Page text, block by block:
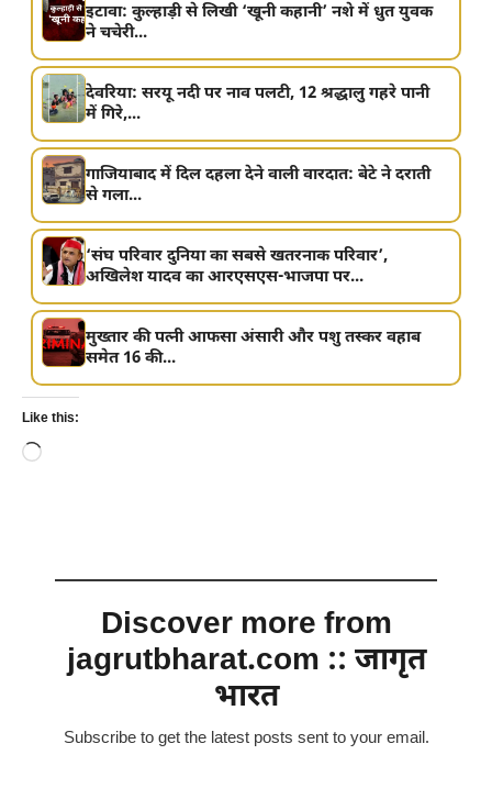
इटावा: कुल्हाड़ी से लिखी ‘खूनी कहानी’ नशे में धुत युवक
ने चचेरी...
देवरिया: सरयू नदी पर नाव पलटी, 12 श्रद्धालु गहरे पानी
में गिरे,...
गाजियाबाद में दिल दहला देने वाली वारदात: बेटे ने दराती
से गला...
‘संघ परिवार दुनिया का सबसे खतरनाक परिवार’,
अखिलेश यादव का आरएसएस-भाजपा पर...
मुख्तार की पत्नी आफसा अंसारी और पशु तस्कर वहाब
समेत 16 की...
Like this:
Loading…
Discover more from
jagrutbharat.com :: जागृत
भारत
Subscribe to get the latest posts sent to your email.